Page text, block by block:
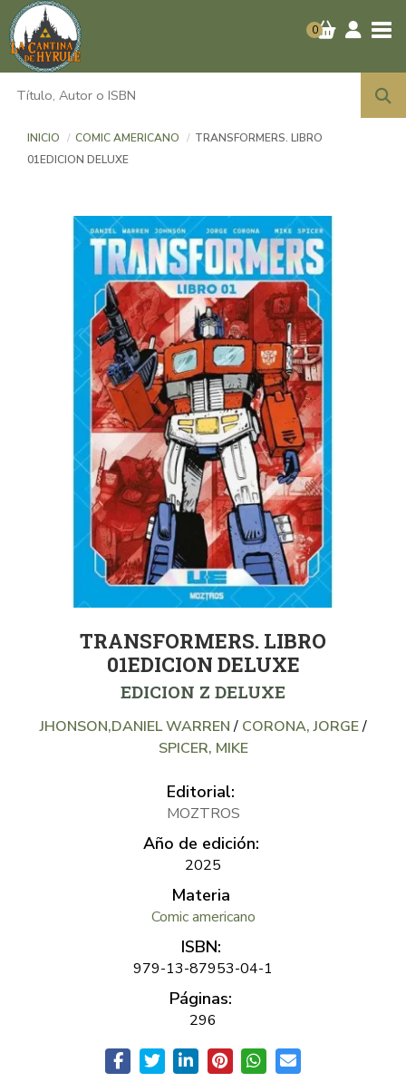
0
INICIO COMIC AMERICANO
TRANSFORMERS. LIBRO
01EDICION DELUXE
TRANSFORMERS. LIBRO
01EDICION DELUXE
EDICION Z DELUXE
JHONSON,DANIEL WARREN/ CORONA, JORGE/
SPICER, MIKE
Editorial:
MOZTROS
Año de edición:
2025
Materia
Comic americano
ISBN:
979-13-87953-04-1
Páginas:
296